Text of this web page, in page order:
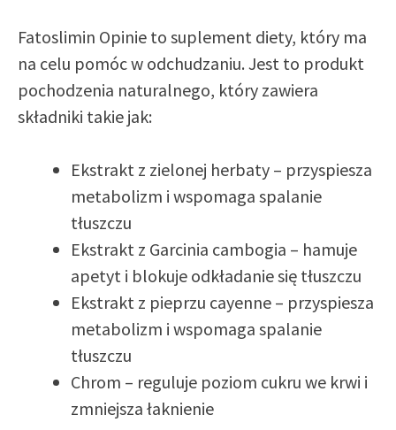
Fatoslimin Opinie to suplement diety, który ma
na celu pomóc w odchudzaniu. Jest to produkt
pochodzenia naturalnego, który zawiera
składniki takie jak:
Ekstrakt z zielonej herbaty – przyspiesza
metabolizm i wspomaga spalanie
tłuszczu
Ekstrakt z Garcinia cambogia – hamuje
apetyt i blokuje odkładanie się tłuszczu
Ekstrakt z pieprzu cayenne – przyspiesza
metabolizm i wspomaga spalanie
tłuszczu
Chrom – reguluje poziom cukru we krwi i
zmniejsza łaknienie